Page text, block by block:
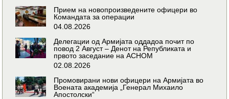
Прием на новопроизведените офицери во
Командата за операции
04.08.2026
Делегации од Армијата оддадоа почит по
повод 2 Август – Денот на Републиката и
првото заседание на АСНОМ
02.08.2026
Промовирани нови офицери на Армијата во
Воената академија „Генерал Михаило
Апостолски“